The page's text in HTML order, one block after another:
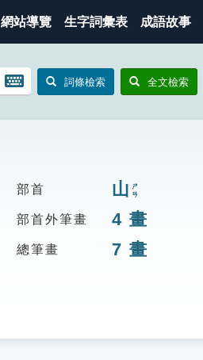
網站導覽 生字詞彙表 成語故事
開
鍵
詞條檢索 全文檢索
部首 山 ㄕㄢ
部首外筆畫 4 畫
總筆畫 7 畫